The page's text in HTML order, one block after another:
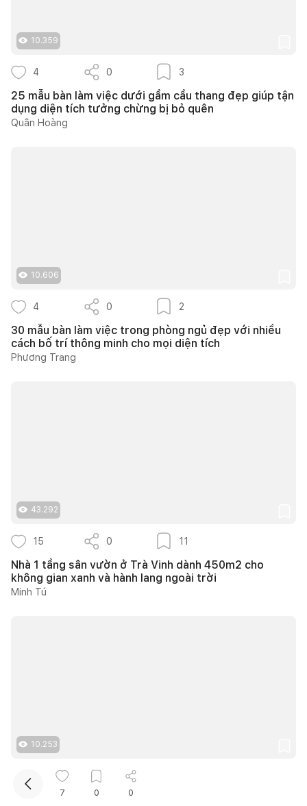
10.359
4 0 3
25 mẫu bàn làm việc dưới gầm cầu thang đẹp giúp tận
dụng diện tích tưởng chừng bị bỏ quên
Quân Hoàng
10.606
4 0 2
30 mẫu bàn làm việc trong phòng ngủ đẹp với nhiều
cách bố trí thông minh cho mọi diện tích
Phương Trang
43.292
15 0 11
Nhà 1 tầng sân vườn ở Trà Vinh dành 450m2 cho
không gian xanh và hành lang ngoài trời
Minh Tú
10.253
14 ý tưởng thiết kế cầu thang ngoài trời thông thoáng
7 0 0